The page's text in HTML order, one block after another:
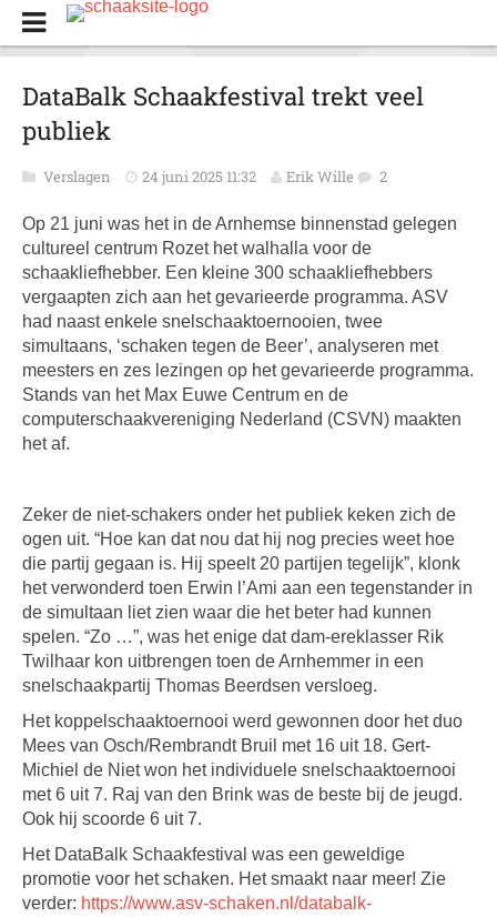
DataBalk Schaakfestival trekt veel
publiek
Verslagen 24 juni 2025 11:32 Erik Wille 2
Op 21 juni was het in de Arnhemse binnenstad gelegen
cultureel centrum Rozet het walhalla voor de
schaakliefhebber. Een kleine 300 schaakliefhebbers
vergaapten zich aan het gevarieerde programma. ASV
had naast enkele snelschaaktoernooien, twee
simultaans, ‘schaken tegen de Beer’, analyseren met
meesters en zes lezingen op het gevarieerde programma.
Stands van het Max Euwe Centrum en de
computerschaakvereniging Nederland (CSVN) maakten
het af.
Zeker de niet-schakers onder het publiek keken zich de
ogen uit. “Hoe kan dat nou dat hij nog precies weet hoe
die partij gegaan is. Hij speelt 20 partijen tegelijk”, klonk
het verwonderd toen Erwin l’Ami aan een tegenstander in
de simultaan liet zien waar die het beter had kunnen
spelen. “Zo …”, was het enige dat dam-ereklasser Rik
Twilhaar kon uitbrengen toen de Arnhemmer in een
snelschaakpartij Thomas Beerdsen versloeg.
Het koppelschaaktoernooi werd gewonnen door het duo
Mees van Osch/Rembrandt Bruil met 16 uit 18. Gert-
Michiel de Niet won het individuele snelschaaktoernooi
met 6 uit 7. Raj van den Brink was de beste bij de jeugd.
Ook hij scoorde 6 uit 7.
Het DataBalk Schaakfestival was een geweldige
promotie voor het schaken. Het smaakt naar meer! Zie
verder: https://www.asv-schaken.nl/databalk-